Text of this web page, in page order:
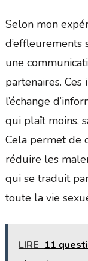
Selon mon
une
partenaires.
l’échange
qui plaît moins,
Cela permet de
réduire les
qui se traduit
toute la vie
LIRE 11